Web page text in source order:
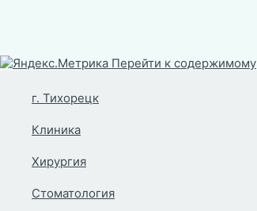
Перейти к содержимому
г. Тихорецк
Клиника
Хирургия
Стоматология